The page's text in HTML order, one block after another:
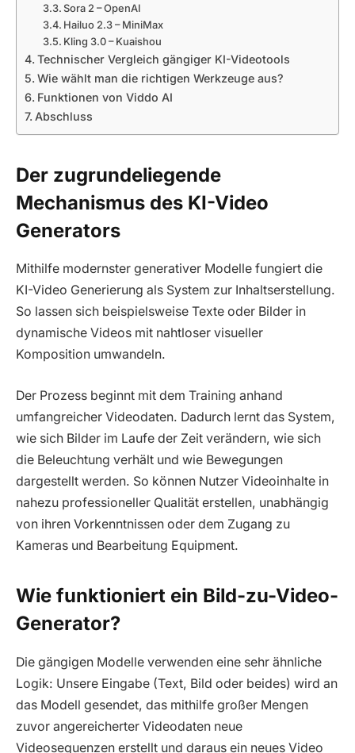
Sora 2 – OpenAI
Hailuo 2.3 – MiniMax
Kling 3.0 – Kuaishou
Technischer Vergleich gängiger KI-Videotools
Wie wählt man die richtigen Werkzeuge aus?
Funktionen von Viddo AI
Abschluss
Der zugrundeliegende
Mechanismus des KI-Video
Generators
Mithilfe modernster generativer Modelle fungiert die
KI-Video Generierung als System zur Inhaltserstellung.
So lassen sich beispielsweise Texte oder Bilder in
dynamische Videos mit nahtloser visueller
Komposition umwandeln.
Der Prozess beginnt mit dem Training anhand
umfangreicher Videodaten. Dadurch lernt das System,
wie sich Bilder im Laufe der Zeit verändern, wie sich
die Beleuchtung verhält und wie Bewegungen
dargestellt werden. So können Nutzer Videoinhalte in
nahezu professioneller Qualität erstellen, unabhängig
von ihren Vorkenntnissen oder dem Zugang zu
Kameras und Bearbeitung Equipment.
Wie funktioniert ein Bild-zu-Video-
Generator?
Die gängigen Modelle verwenden eine sehr ähnliche
Logik: Unsere Eingabe (Text, Bild oder beides) wird an
das Modell gesendet, das mithilfe großer Mengen
zuvor angereicherter Videodaten neue
Videosequenzen erstellt und daraus ein neues Video